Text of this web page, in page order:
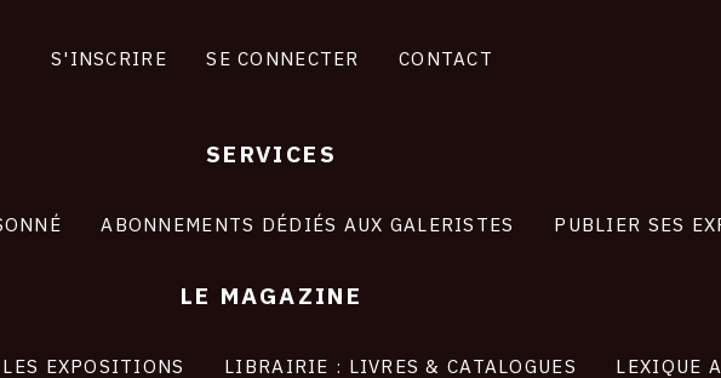
S'INSCRIRE SE CONNECTER CONTACT
SERVICES
ABONNEMENTS DÉDIÉS AUX GALERISTES PUBLIER SES
LE MAGAZINE
LES EXPOSITIONS LIBRAIRIE : LIVRES & CATALOGUES
LEXIQUE